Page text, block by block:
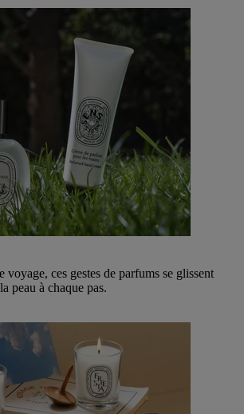
voyage, ces gestes de parfums se glissent
peau à chaque pas.